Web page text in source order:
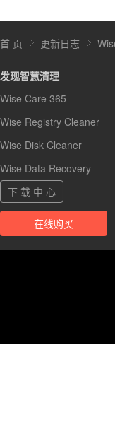
首 页 更新日志
发现智慧清理
Wise Care 365
Wise Registry Cleaner
Wise Disk Cleaner
Wise Data Recovery
下 载 中 心
在线购买